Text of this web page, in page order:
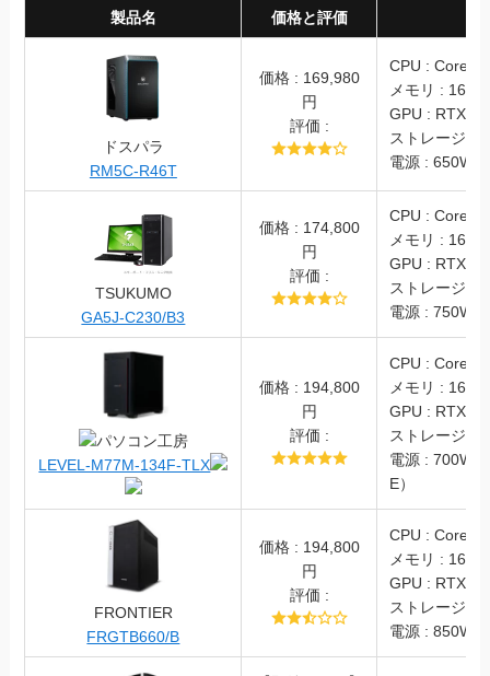
製品名 価格と評価
ドスパラ
RM5C-R46T
価格 : 169,980
円
評価 :
CPU : Core i5
メモリ :
GPU :
ストレージ :
電源 : 650W
TSUKUMO
GA5J-C230/B3
価格 : 174,800
円
評価 :
CPU : Core i5
メモリ :
GPU :
ストレージ :
電源 :
パソコン工房
LEVEL-M77M-134F-TLX
価格 : 194,800
円
評価 :
CPU : Core i5
メモリ :
GPU :
ストレージ :
電源 : 700W
E）
FRONTIER
FRGTB660/B
価格 : 194,800
円
評価 :
CPU : Core i7
メモリ :
GPU :
ストレージ :
電源 : 850W